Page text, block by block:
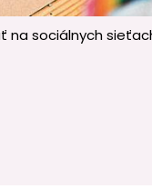
na sociálnych